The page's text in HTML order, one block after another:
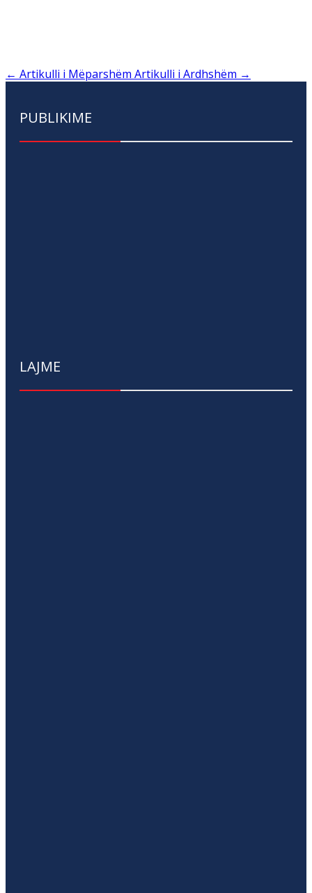
← Artikulli i Mëparshëm Artikulli i Ardhshëm →
PUBLIKIME
LAJME